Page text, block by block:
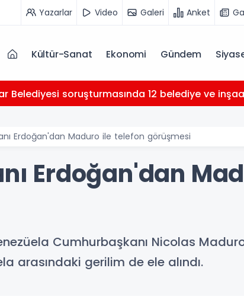
Yazarlar Video Galeri Anket
Kültür-Sanat Ekonomi Gündem
Belediyesi soruşturmasında 12 belediye ve
Erdoğan'dan Maduro ile telefon görüşmesi
Erdoğan'dan
Cumhurbaşkanı Nicolas
arasındaki gerilim de ele alındı.